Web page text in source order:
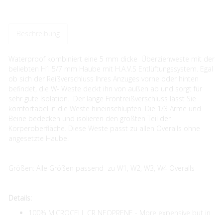
Waterproof kombiniert eine 5 mm dicke Überziehweste mit der
beliebten H1 5/7 mm Haube mit H.A.V.S Entlüftungssystem. Egal
ob sich der Reißverschluss Ihres Anzuges vorne oder hinten
befindet, die W- Weste deckt ihn von außen ab und sorgt für
sehr gute Isolation. Der lange Frontreißverschluss lässt Sie
komfortabel in die Weste hineinschlüpfen. Die 1/3 Arme und
Beine bedecken und isolieren den größten Teil der
Körperoberfläche. Diese Weste passt zu allen Overalls ohne
angesetzte Haube.
Größen: Alle Größen passend zu W1, W2, W3, W4 Overalls
Details:
100% MICROCELL CR NEOPRENE - More expensive but in